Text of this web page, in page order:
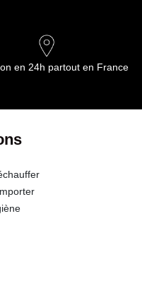
en 24h partout en France